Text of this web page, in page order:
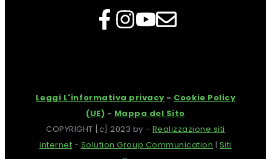
Leggi L'informativa privacy - Cookie Policy
(UE) - Mappa del Sito
COPYRIGHT [c] 2023 by - Realizzazione siti
internet - Solution Group Communication | Siti